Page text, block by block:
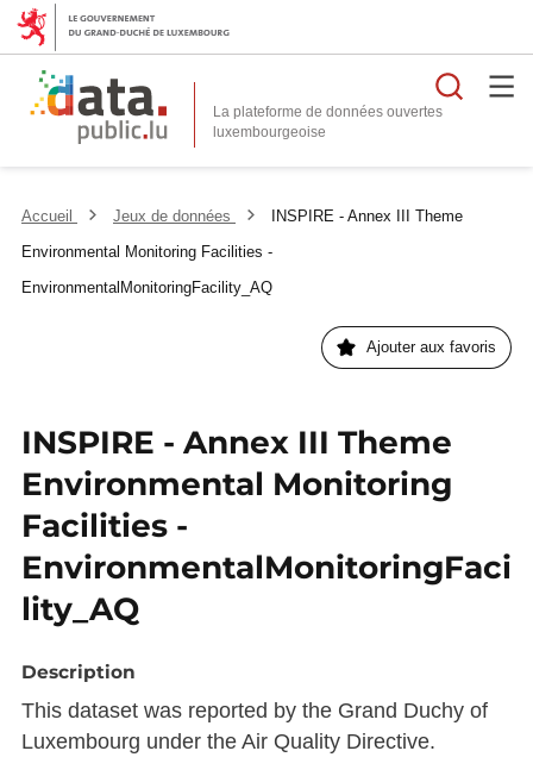
La plateforme de données ouvertes
Accueil Jeux de données
INSPIRE - Annex III Theme
Environmental Monitoring Facilities -
EnvironmentalMonitoringFacility_AQ
Ajouter aux favoris
INSPIRE - Annex III Theme
Environmental Monitoring
Facilities -
EnvironmentalMonitoringFaci
lity_AQ
Description
This dataset was reported by the Grand Duchy of
Luxembourg under the Air Quality Directive.